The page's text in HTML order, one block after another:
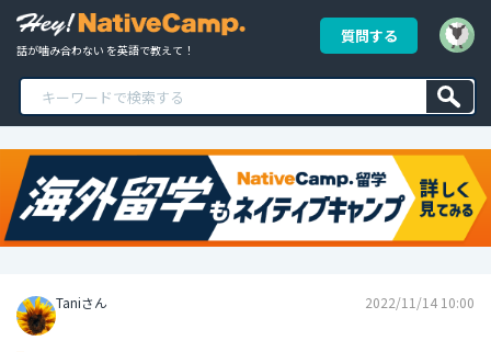
話が噛み合わない を英語で教えて！
質問する
Taniさん 2022/11/14 10:00